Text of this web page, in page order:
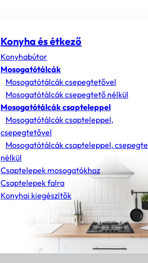
Konyha és étkező
Konyhabútor
Mosogatótálcák
Mosogatótálcák csepegtetővel
Mosogatótálcák csepegtető nélkül
Mosogatótálcák csapteleppel
Mosogatótálcák csapteleppel,
csepegtetővel
Mosogatótálcák csapteleppel,
nélkül
Csaptelepek mosogatókhoz
Csaptelepek falra
Konyhai kiegészítők